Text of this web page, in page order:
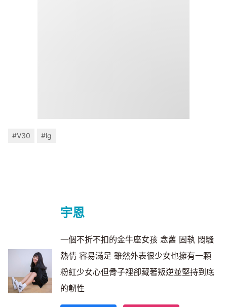
#V30 #lg
宇恩
一個不折不扣的金牛座女孩 念舊 固執 悶騷
熱情 容易滿足 雖然外表很少女也擁有一顆
粉紅少女心但骨子裡卻藏著叛逆並堅持到底
的韌性